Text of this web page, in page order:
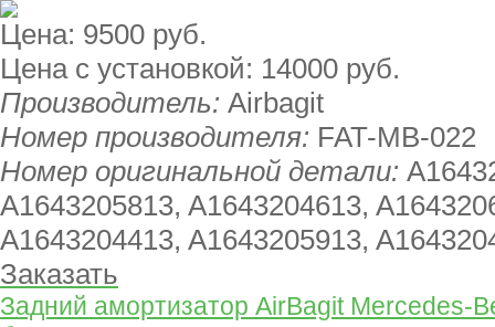
Цена: 9500 руб.
Цена с установкой: 14000 руб.
Производитель: Airbagit
Номер производителя: FAT-MB-022
Номер оригинальной детали:
A1643205813, A1643204613,
A1643204413, A1643205913,
Заказать
Задний амортизатор AirBagit Mercedes-